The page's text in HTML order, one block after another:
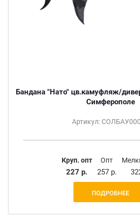
Бандана "Нато" цв.камуфляж/
Симферополе
Артикул:
Круп. опт
227 р.
Опт
257 р.
ПОДРОБНЕЕ